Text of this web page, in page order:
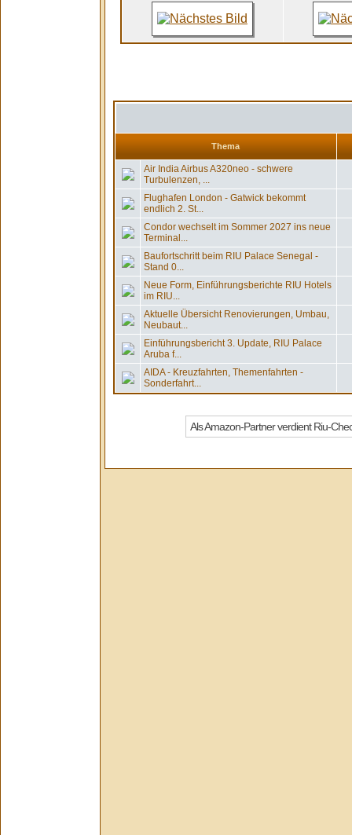
Thema
Air India Airbus A320neo - schwere
Turbulenzen, ...
Flughafen London - Gatwick bekommt
endlich 2. St...
Condor wechselt im Sommer 2027 ins neue
Terminal...
Baufortschritt beim RIU Palace Senegal -
Stand 0...
Neue Form, Einführungsberichte RIU Hotels
im RIU...
Aktuelle Übersicht Renovierungen, Umbau,
Neubaut...
Einführungsbericht 3. Update, RIU Palace
Aruba f...
AIDA - Kreuzfahrten, Themenfahrten -
Sonderfahrt...